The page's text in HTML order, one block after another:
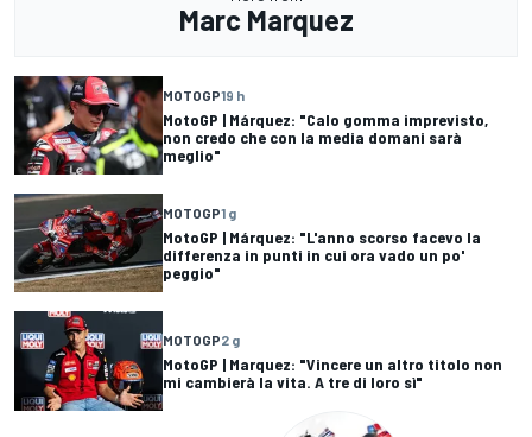
Marc Marquez
MOTOGP19 h
MotoGP | Márquez: "Calo gomma imprevisto,
non credo che con la media domani sarà
meglio"
MOTOGP1 g
MotoGP | Márquez: "L'anno scorso facevo la
differenza in punti in cui ora vado un po'
peggio"
MOTOGP2 g
MotoGP | Marquez: "Vincere un altro titolo non
mi cambierà la vita. A tre di loro sì"